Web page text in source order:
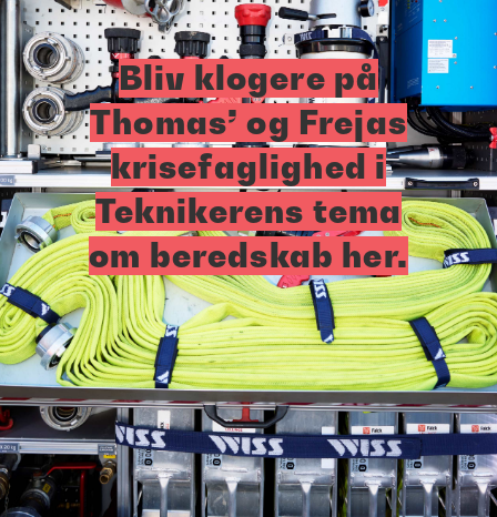
Bliv klogere på
Thomas’ og Frejas
krisefaglighed i
Teknikerens tema
om beredskab her.